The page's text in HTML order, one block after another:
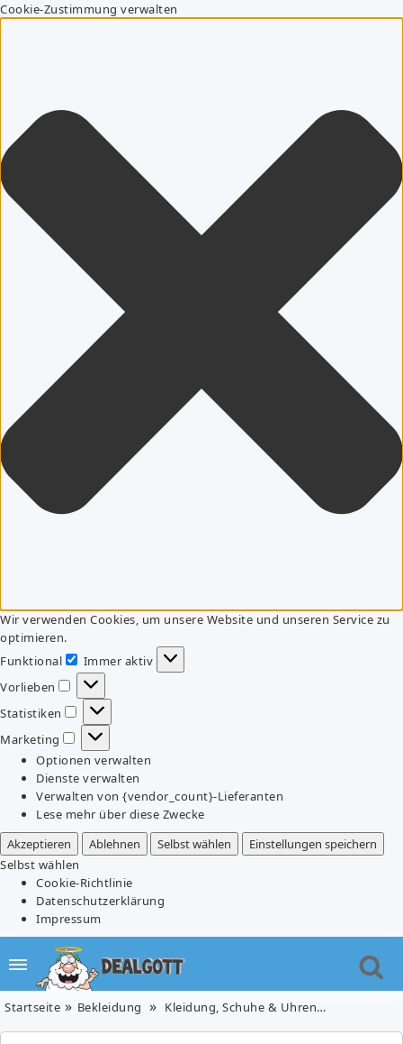
Cookie-Zustimmung verwalten
Wir verwenden Cookies, um unsere Website und unseren Service zu
optimieren.
Funktional
Funktional
Immer aktiv
Vorlieben
Vorlieben
Statistiken
Statistiken
Marketing
Marketing
Optionen verwalten
Dienste verwalten
Verwalten von {vendor_count}-Lieferanten
Lese mehr über diese Zwecke
Akzeptieren
Ablehnen Selbst wählen
Einstellungen speichern
Selbst wählen
Cookie-Richtlinie
Datenschutzerklärung
Impressum
Startseite Bekleidung Kleidung, Schuhe & Uhren